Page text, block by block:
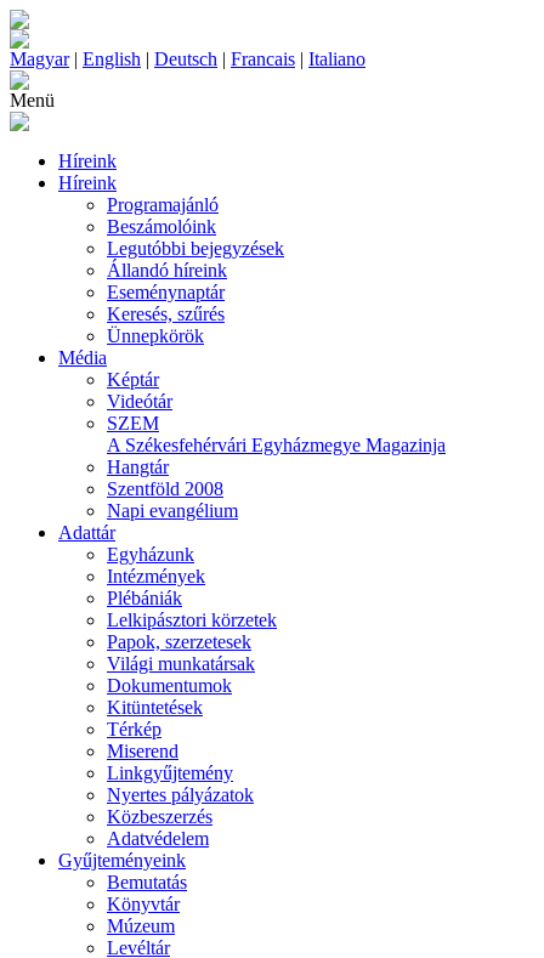
Magyar| English | Deutsch | Francais | Italiano
Menü
Híreink
Híreink
Programajánló
Beszámolóink
Legutóbbi bejegyzések
Állandó híreink
Eseménynaptár
Keresés, szűrés
Ünnepkörök
Média
Képtár
Videótár
SZEM
A Székesfehérvári Egyházmegye Magazinja
Hangtár
Szentföld 2008
Napi evangélium
Adattár
Egyházunk
Intézmények
Plébániák
Lelkipásztori körzetek
Papok, szerzetesek
Világi munkatársak
Dokumentumok
Kitüntetések
Térkép
Miserend
Linkgyűjtemény
Nyertes pályázatok
Közbeszerzés
Adatvédelem
Gyűjteményeink
Bemutatás
Könyvtár
Múzeum
Levéltár